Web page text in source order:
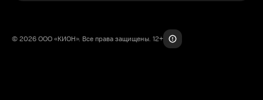
© 2026 ООО «КИОН». Все права защищены. 12+